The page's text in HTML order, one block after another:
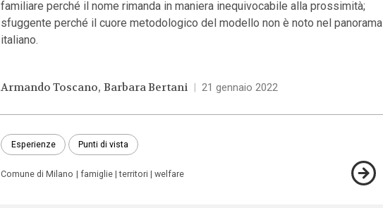
familiare perché il nome rimanda in maniera inequivocabile alla prossimità;
sfuggente perché il cuore metodologico del modello non è noto nel panorama
italiano.
Armando Toscano Barbara Bertani | 21 gennaio 2022
Esperienze Punti di vista
Comune di Milano famiglie territori welfare